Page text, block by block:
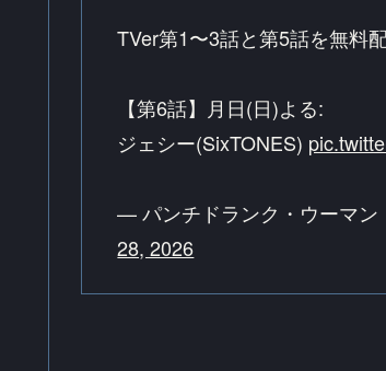
TVer第1〜3話と第5話を無料
【第6話】月日(日)よる:
ジェシー(SixTONES)
— パンチドランク・ウーマン
28, 2026